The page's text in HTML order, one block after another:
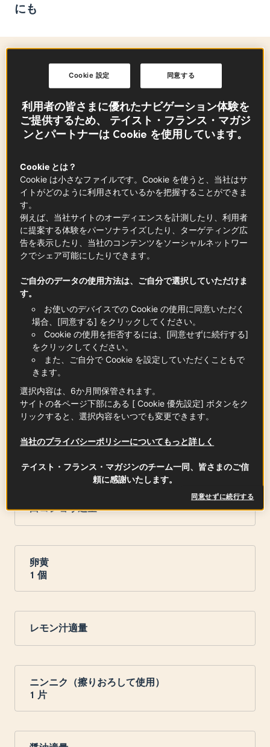
にも
準備に必要な時間
1 h
鶏のブイヨン（家庭用の顆粒を水で溶いても
可）
1ℓ
ひよこ豆の粉（フランス産）
AOP ヴァレ・デ・ボー・ド・プロヴァン
ス オリーブオイル
1適量この記事の中に
白コショウ適量
卵黄
1 個
レモン汁適量
ニンニク（擦りおろして使用）
1 片
利用者の皆さまに優れたナビゲーション体験を
ご提供するため、 テイスト・フランス・マガジ
ンとパートナーは Cookie を使用しています。
Cookie とは？
Cookie は小さなファイルです。Cookie を使うと、当社はサ
イトがどのように利用されているかを把握することができま
す。
例えば、当社サイトのオーディエンスを計測したり、利用者
に提案する体験をパーソナライズしたり、ターゲティング広
告を表示したり、当社のコンテンツをソーシャルネットワー
クでシェア可能にしたりできます。
ご自分のデータの使用方法は、ご自分で選択していただけま
す。
お使いのデバイスでの Cookie の使用に同意いただく
場合、[同意する] をクリックしてください。
Cookie の使用を拒否するには、[同意せずに続行する]
をクリックしてください。
また、ご自分で Cookie を設定していただくこともで
きます。
選択内容は、6か月間保管されます。
サイトの各ページ下部にある [ Cookie 優先設定] ボタンをク
リックすると、選択内容をいつでも変更できます。
当社のプライバシーポリシーについてもっと詳しく
テイスト・フランス・マガジンのチーム一同、皆さまのご信
頼に感謝いたします。
同意せずに続行する
同意する
Cookie 設定